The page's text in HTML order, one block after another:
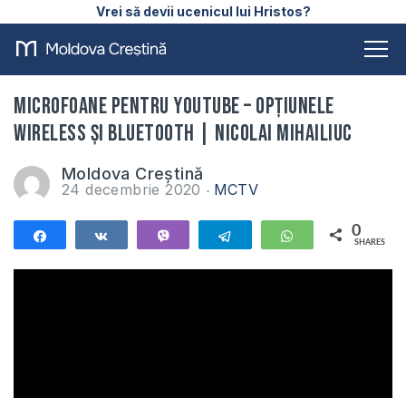
Vrei să devii ucenicul lui Hristos?
Microfoane pentru YouTube – Opțiunele
Wireless și Bluetooth | Nicolai Mihailiuc
Moldova Creștină
24 decembrie 2020 MCTV
Telegram WhatsApp
0
SHARES